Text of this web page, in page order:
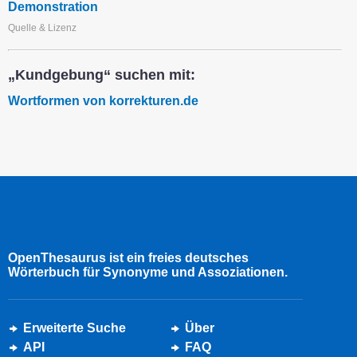
Demonstration
Quelle & Lizenz
„Kundgebung“ suchen mit:
Wortformen von korrekturen.de
OpenThesaurus ist ein freies deutsches
Wörterbuch für Synonyme und Assoziationen.
Erweiterte Suche
API
Über
FAQ